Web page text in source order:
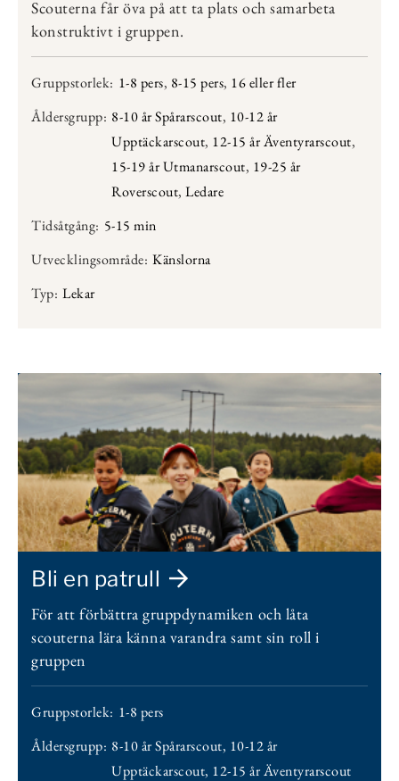
Scouterna får öva på att ta plats och samarbeta
konstruktivt i gruppen.
Gruppstorlek: 1-8 pers, 8-15 pers, 16 eller fler
Åldersgrupp: 8-10 år Spårarscout, 10-12 år
Upptäckarscout, 12-15 år Äventyrarscout,
15-19 år Utmanarscout, 19-25 år
Roverscout, Ledare
Tidsåtgång: 5-15 min
Utvecklingsområde: Känslorna
Typ: Lekar
Bli en patrull
För att förbättra gruppdynamiken och låta
scouterna lära känna varandra samt sin roll i
gruppen
Gruppstorlek: 1-8 pers
Åldersgrupp: 8-10 år Spårarscout, 10-12 år
Upptäckarscout, 12-15 år Äventyrarscout